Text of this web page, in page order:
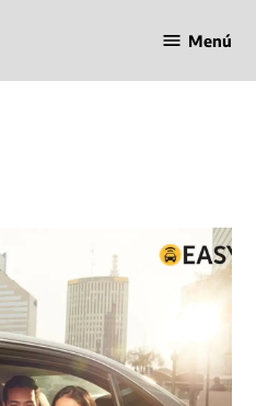
en Línea
Menú